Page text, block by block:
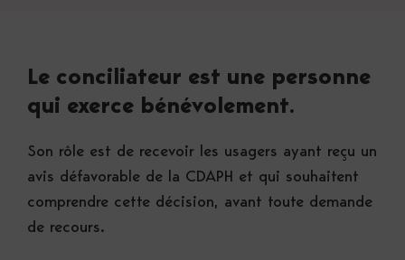
Le conciliateur est une personne
qui exerce bénévolement.
Son rôle est de recevoir les usagers ayant reçu un
avis défavorable de la CDAPH et qui souhaitent
comprendre cette décision, avant toute demande
de recours.